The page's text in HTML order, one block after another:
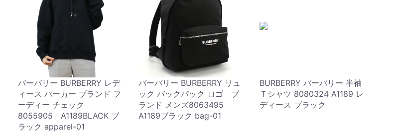
バーバリー BURBERRY レデ
ィース パーカー ブランド フ
ーディー チェック
8055905 A1189BLACK ブ
ラック apparel-01
バーバリー BURBERRY リュ
ック バックパック ロゴ ブ
ランド メンズ8063495
A1189ブラック bag-01
BURBERRY バーバリー 半袖
Ｔシャツ 8080324 A1189 レ
ディース ブラック